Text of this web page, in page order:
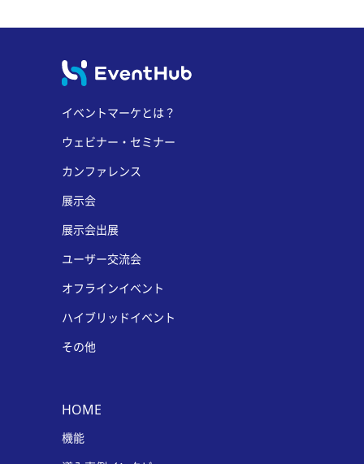
イベントマーケとは？
ウェビナー・セミナー
カンファレンス
展示会
展示会出展
ユーザー交流会
オフラインイベント
ハイブリッドイベント
その他
HOME
機能